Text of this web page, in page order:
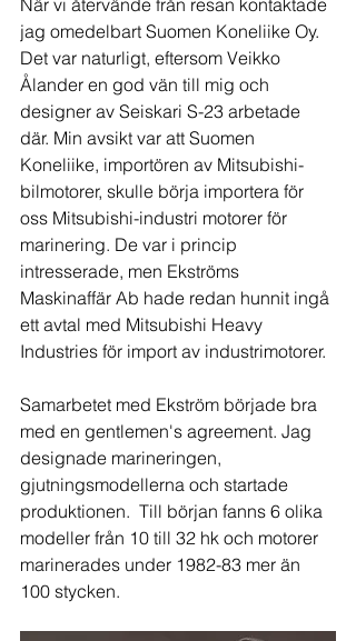
jag omedelbart Suomen Koneliike Oy.
Det var naturligt, eftersom Veikko
Ålander en god vän till mig och
designer av Seiskari S-23 arbetade
där. Min avsikt var att Suomen
Koneliike, importören av Mitsubishi-
bilmotorer, skulle börja importera för
oss Mitsubishi-industri motorer för
marinering. De var i princip
intresserade, men Ekströms
Maskinaffär Ab hade redan hunnit ingå
ett avtal med Mitsubishi Heavy
Industries för import av industrimotorer.
Samarbetet med Ekström började bra
med en gentlemen's agreement. Jag
designade marineringen,
gjutningsmodellerna och startade
produktionen.  Till början fanns 6 olika
modeller från 10 till 32 hk och motorer
marinerades under 1982-83 mer än
100 stycken.